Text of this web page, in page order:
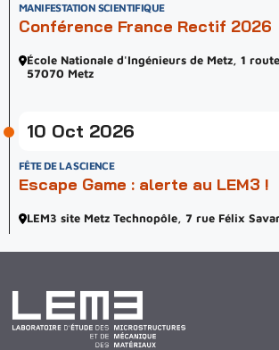
MANIFESTATION SCIENTIFIQUE
Conférence France Rectif 2026
École Nationale d'Ingénieurs de Metz, 1
57070 Metz
10 Oct 2026
FÊTE DE LA SCIENCE
Escape Game : alerte au LEM3 !
LEM3 site Metz Technopôle, 7 rue Félix